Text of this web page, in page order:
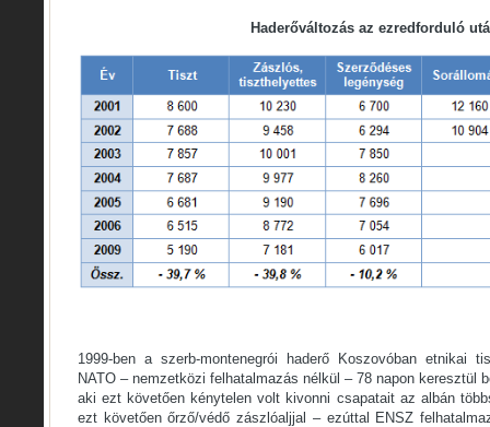
Haderőváltozás az ezredforduló
1999-ben a szerb-montenegrói haderő Koszovóban etnikai
NATO – nemzetközi felhatalmazás nélkül – 78 napon keresztül
aki ezt követően kénytelen volt kivonni csapatait az albán
ezt követően őrző/védő zászlóaljjal – ezúttal ENSZ